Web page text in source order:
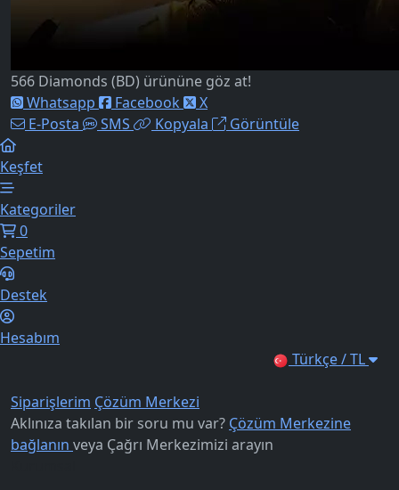
566 Diamonds (BD) ürününe göz at!
Whatsapp
Facebook
X
E-Posta
SMS Kopyala Görüntüle
Keşfet
Kategoriler
0
Sepetim
Destek
Hesabım
Türkçe / TL
Siparişlerim Çözüm Merkezi
Aklınıza takılan bir soru mu var? Çözüm Merkezine
bağlanın veya Çağrı Merkezimizi arayın